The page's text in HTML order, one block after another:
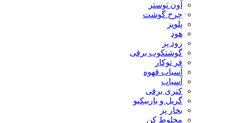
آون توستر
چرخ گوشت
پلوپز
هود
زود پز
گوشتکوب برقی
فر توکار
آسیاب قهوه
آسیاب
کتری برقی
گریل و باربیکیو
بخار پز
مخلوط کن